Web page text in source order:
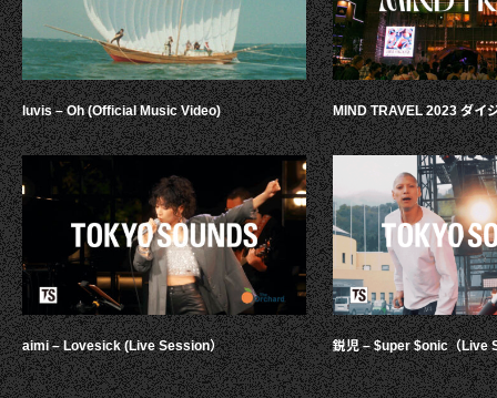
luvis – Oh (Official Music Video)
aimi – Lovesick (Live Session）
MIND TRAVEL 2023 ダイ
鋭児 – $uper $onic（Live